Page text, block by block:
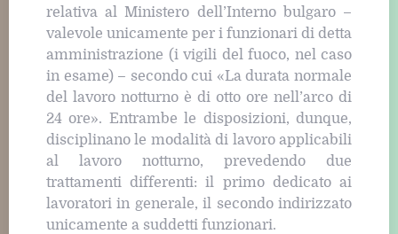
relativa al Ministero dell’Interno bulgaro –
valevole unicamente per i funzionari di detta
amministrazione (i vigili del fuoco, nel caso
in esame) – secondo cui «La durata normale
del lavoro notturno è di otto ore nell’arco di
24 ore». Entrambe le disposizioni, dunque,
disciplinano le modalità di lavoro applicabili
al lavoro notturno, prevedendo due
trattamenti differenti: il primo dedicato ai
lavoratori in generale, il secondo indirizzato
unicamente a suddetti funzionari.